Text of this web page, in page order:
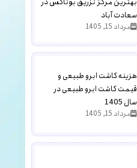
سعادت آباد
مرداد 15, 1405
هزینه کاشت ابرو طبیعی و
قیمت کاشت ابرو طبیعی در
سال 1405
مرداد 15, 1405